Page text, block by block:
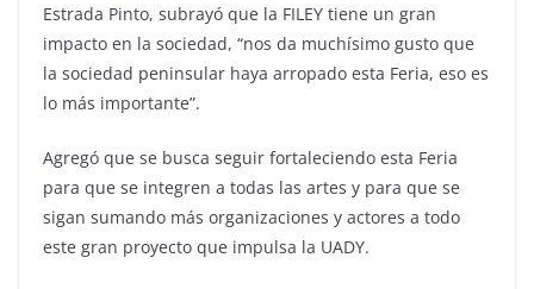
Estrada Pinto, subrayó que la FILEY tiene un gran
impacto en la sociedad, “nos da muchísimo gusto que
la sociedad peninsular haya arropado esta Feria, eso es
lo más importante”.
Agregó que se busca seguir fortaleciendo esta Feria
para que se integren a todas las artes y para que se
sigan sumando más organizaciones y actores a todo
este gran proyecto que impulsa la UADY.